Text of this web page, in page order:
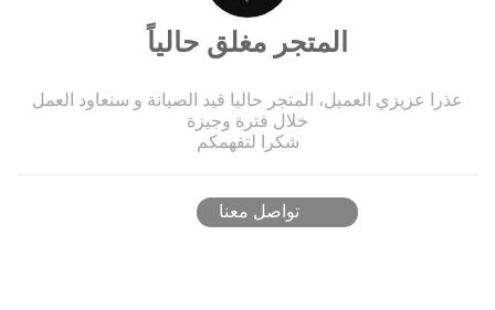
المتجر مغلق حالياً
عذرا عزيزي العميل، المتجر حاليا قيد الصيانة و سنعاود العمل
خلال فترة وجيزة
شكرا لتفهمكم
تواصل معنا